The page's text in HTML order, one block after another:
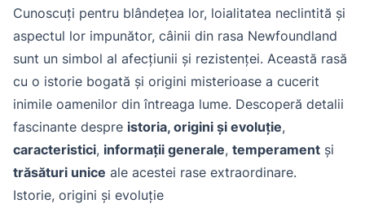
Cunoscuți pentru blândețea lor, loialitatea neclintită și
aspectul lor impunător, câinii din rasa Newfoundland
sunt un simbol al afecțiunii și rezistenței. Această rasă
cu o istorie bogată și origini misterioase a cucerit
inimile oamenilor din întreaga lume. Descoperă detalii
fascinante despre istoria, origini și evoluție,
caracteristici, informații generale, temperament și
trăsături unice ale acestei rase extraordinare.
Istorie, origini și evoluție